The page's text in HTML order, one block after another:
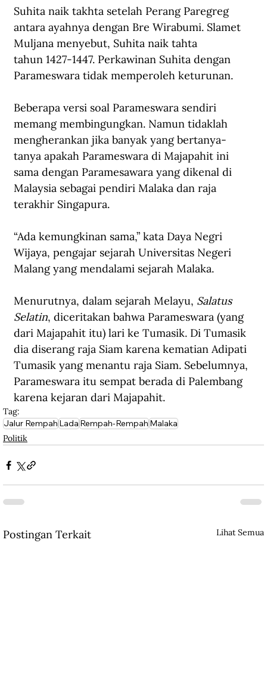
Suhita naik takhta setelah Perang Paregreg
antara ayahnya dengan Bre Wirabumi. Slamet
Muljana menyebut, Suhita naik tahta
tahun 1427-1447. Perkawinan Suhita dengan
Parameswara tidak memperoleh keturunan.
Beberapa versi soal Parameswara sendiri
memang membingungkan. Namun tidaklah
mengherankan jika banyak yang bertanya-
tanya apakah Parameswara di Majapahit ini
sama dengan Paramesawara yang dikenal di
Malaysia sebagai pendiri Malaka dan raja
terakhir Singapura.
“Ada kemungkinan sama,” kata Daya Negri
Wijaya, pengajar sejarah Universitas Negeri
Malang yang mendalami sejarah Malaka.
Menurutnya, dalam sejarah Melayu, Salatus
Selatin, diceritakan bahwa Parameswara (yang
dari Majapahit itu) lari ke Tumasik. Di Tumasik
dia diserang raja Siam karena kematian Adipati
Tumasik yang menantu raja Siam. Sebelumnya,
Parameswara itu sempat berada di Palembang
karena kejaran dari Majapahit.
Tag:
Jalur RempahLadaRempah-RempahMalaka
Politik
Postingan Terkait Lihat Semua